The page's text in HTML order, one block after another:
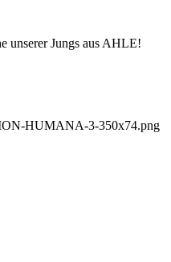
unserer Jungs aus AHLE!
HUMANA-3-350x74.png